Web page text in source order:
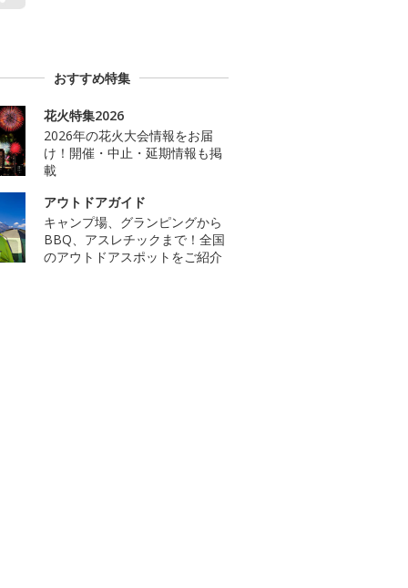
おすすめ特集
花火特集2026
2026年の花火大会情報をお届
け！開催・中止・延期情報も掲
載
アウトドアガイド
キャンプ場、グランピングから
BBQ、アスレチックまで！全国
のアウトドアスポットをご紹介